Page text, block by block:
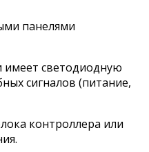
панелями
имеет светодиодную
сигналов (питание,
контроллера или